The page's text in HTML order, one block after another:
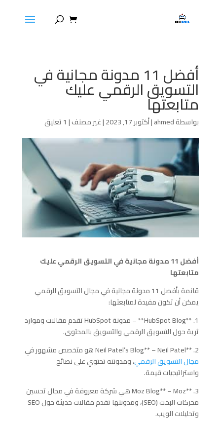
أفضل 11 مدونة مجانية في
التسويق الرقمي عليك
متابعتها
بواسطةahmed
|أكتوبر 17, 2023 |غير مصنف| 1 تعليق
أفضل 11 مدونة مجانية في التسويق الرقمي عليك
متابعتها
قائمة بأفضل 11 مدونة مجانية في مجال التسويق الرقمي
يمكن أن تكون مفيدة لمتابعتها:
1. **HubSpot Blog** – مدونة HubSpot تقدم مقالات وموارد
ثرية حول التسويق الرقمي والتسويق بالمحتوى.
2. **Neil Patel’s Blog** – Neil Patel هو متخصص مشهور في
مجال التسويق الرقمي، ومدونته تحتوي على نصائح
واستراتيجيات قيمة.
3. **Moz Blog** – Moz هي شركة معروفة في مجال تحسين
محركات البحث (SEO)، ومدونتها تقدم مقالات حديثة حول SEO
وتحليلات الويب.